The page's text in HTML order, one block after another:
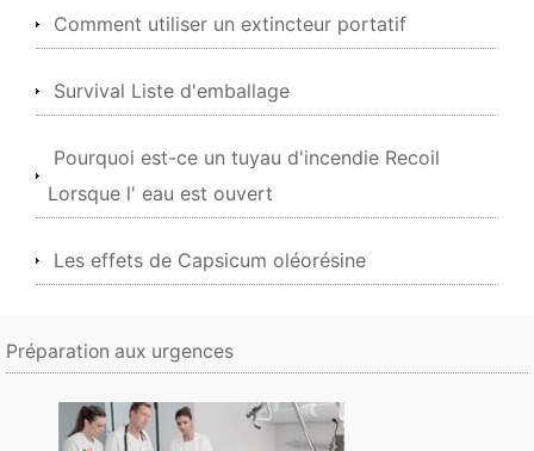
Comment utiliser un extincteur portatif
Survival Liste d'emballage
Pourquoi est-ce un tuyau d'incendie Recoil
Lorsque l' eau est ouvert
Les effets de Capsicum oléorésine
Préparation aux urgences